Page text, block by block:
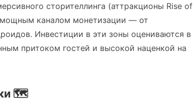
сторителлинга (аттракционы Rise of
мощным каналом монетизации — от
Инвестиции в эти зоны оцениваются в
притоком гостей и высокой наценкой на
🗺️